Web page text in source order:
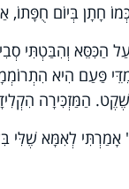
חָתָן בְּיוֹם
הַכִּסֵּא וְהִבַּטְתִּי
פַּעַם הִיא
הַמַּזְכִּירָה
אָמַרְתִּי לְאִמָּא